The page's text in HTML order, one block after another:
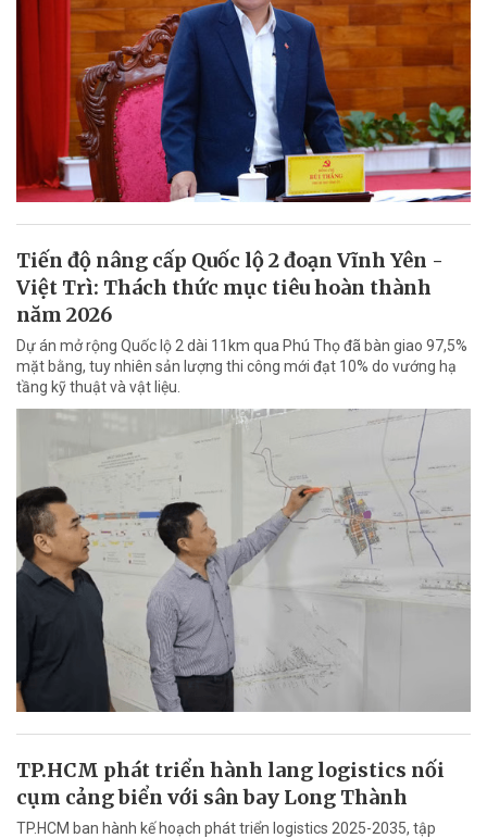
Tiến độ nâng cấp Quốc lộ 2 đoạn Vĩnh Yên -
Việt Trì: Thách thức mục tiêu hoàn thành
năm 2026
Dự án mở rộng Quốc lộ 2 dài 11km qua Phú Thọ đã bàn giao 97,5%
mặt bằng, tuy nhiên sản lượng thi công mới đạt 10% do vướng hạ
tầng kỹ thuật và vật liệu.
TP.HCM phát triển hành lang logistics nối
cụm cảng biển với sân bay Long Thành
TP.HCM ban hành kế hoạch phát triển logistics 2025-2035, tập